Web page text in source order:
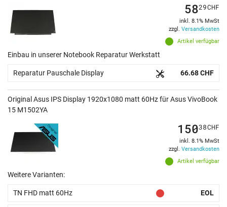
Artikel verfügbar
5829CHF
inkl. 8.1% MwSt
zzgl. Versandkosten
Einbau in unserer Notebook Reparatur Werkstatt
Reparatur Pauschale Display 66.68 CHF
Original Asus IPS Display 1920x1080 matt 60Hz für Asus VivoBook
15 M1502YA
Artikel verfügbar
15038CHF
inkl. 8.1% MwSt
zzgl. Versandkosten
Weitere Varianten:
TN FHD matt 60Hz EOL